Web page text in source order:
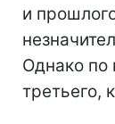
и
Однако по
третьего,